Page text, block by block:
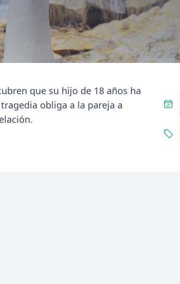
que su hijo de 18 años ha
obliga a la pareja a